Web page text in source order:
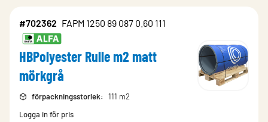
#702362 FAPM 1250 89 087 0.60 111
HBPolyester Rulle m2 matt
mörkgrå
förpackningsstorlek:
111 m2
Logga in för pris